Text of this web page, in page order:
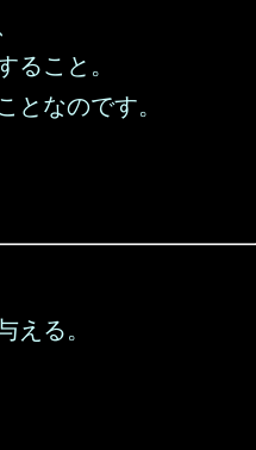
ること。
となのです。
える。